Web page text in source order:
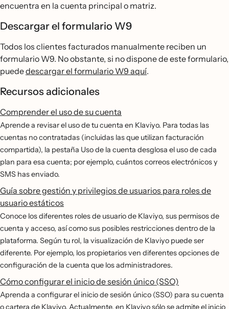
encuentra en la cuenta principal o matriz.
Descargar el formulario W9
Todos los clientes facturados manualmente reciben un
formulario W9. No obstante, si no dispone de este formulario,
puededescargar el formulario W9 aquí.
Recursos adicionales
Comprender el uso de su cuenta
Aprende a revisar el uso de tu cuenta en Klaviyo. Para todas las
cuentas no contratadas (incluidas las que utilizan facturación
compartida), la pestaña Uso de la cuenta desglosa el uso de cada
plan para esa cuenta; por ejemplo, cuántos correos electrónicos y
SMS has enviado.
Guía sobre gestión y privilegios de usuarios para roles de
usuario estáticos
Conoce los diferentes roles de usuario de Klaviyo, sus permisos de
cuenta y acceso, así como sus posibles restricciones dentro de la
plataforma. Según tu rol, la visualización de Klaviyo puede ser
diferente. Por ejemplo, los propietarios ven diferentes opciones de
configuración de la cuenta que los administradores.
Cómo configurar el inicio de sesión único (SSO)
Aprenda a configurar el inicio de sesión único (SSO) para su cuenta
o cartera de Klaviyo. Actualmente, en Klaviyo sólo se admite el inicio